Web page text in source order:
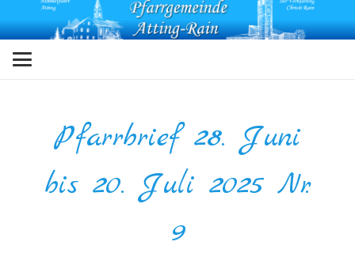
Pfarrbrief 28. Juni
bis 20. Juli 2025 Nr.
9